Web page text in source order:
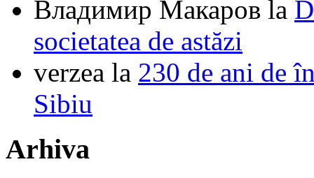
Владимир Макаров la
societatea de astăzi
verzea la 230 de ani de
Sibiu
Arhiva